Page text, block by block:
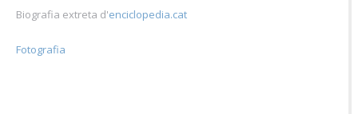
Biografia extreta d'enciclopedia.cat
Fotografia